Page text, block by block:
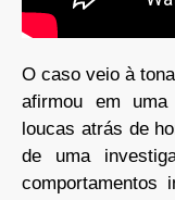
O caso veio à
afirmou em
loucas atrás de
de uma
comportamentos